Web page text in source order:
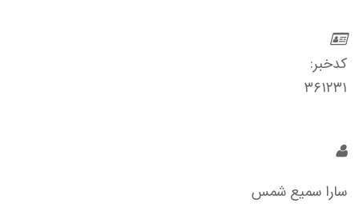
کدخبر:
۳۶۱۲۳۱
سارا سمیع شمس